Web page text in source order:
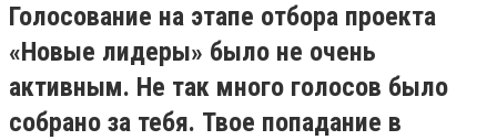
Голосование на этапе отбора проекта
«Новые лидеры» было не очень
активным. Не так много голосов было
собрано за тебя. Твое попадание в